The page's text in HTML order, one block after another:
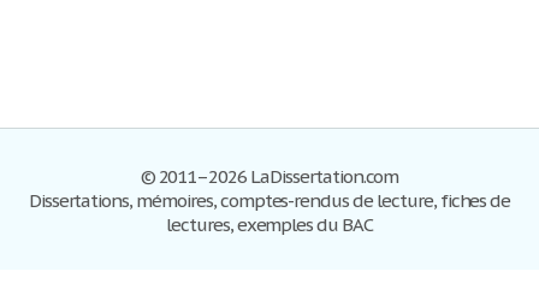
© 2011–2026 LaDissertation.com
Dissertations, mémoires, comptes-rendus de lecture, fiches de
lectures, exemples du BAC